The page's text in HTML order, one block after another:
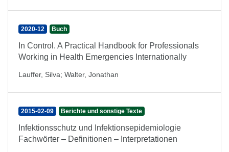
2020-12 Buch
In Control. A Practical Handbook for Professionals
Working in Health Emergencies Internationally
Lauffer, Silva; Walter, Jonathan
2015-02-09 Berichte und sonstige Texte
Infektionsschutz und Infektionsepidemiologie
Fachwörter – Definitionen – Interpretationen